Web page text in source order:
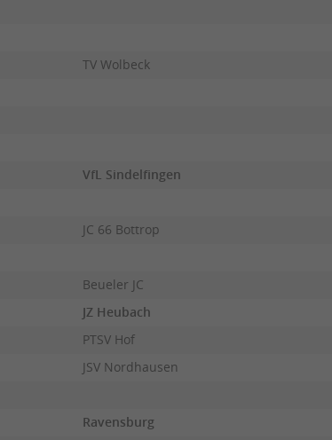
TV Wolbeck
VfL Sindelfingen
JC 66 Bottrop
Beueler JC
JZ Heubach
PTSV Hof
JSV Nordhausen
Ravensburg